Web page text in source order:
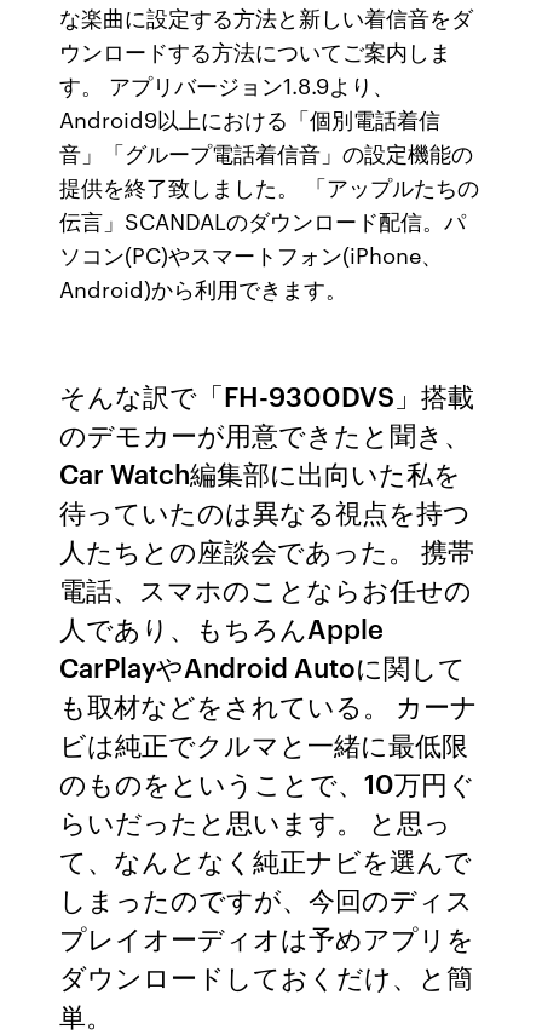
な楽曲に設定する方法と新しい着信音をダ
ウンロードする方法についてご案内しま
す。 アプリバージョン1.8.9より、
Android9以上における「個別電話着信
音」「グループ電話着信音」の設定機能の
提供を終了致しました。 「アップルたちの
伝言」SCANDALのダウンロード配信。パ
ソコン(PC)やスマートフォン(iPhone、
Android)から利用できます。
そんな訳で「FH-9300DVS」搭載
のデモカーが用意できたと聞き、
Car Watch編集部に出向いた私を
待っていたのは異なる視点を持つ
人たちとの座談会であった。 携帯
電話、スマホのことならお任せの
人であり、もちろんApple
CarPlayやAndroid Autoに関して
も取材などをされている。 カーナ
ビは純正でクルマと一緒に最低限
のものをということで、10万円ぐ
らいだったと思います。 と思っ
て、なんとなく純正ナビを選んで
しまったのですが、今回のディス
プレイオーディオは予めアプリを
ダウンロードしておくだけ、と簡
単。